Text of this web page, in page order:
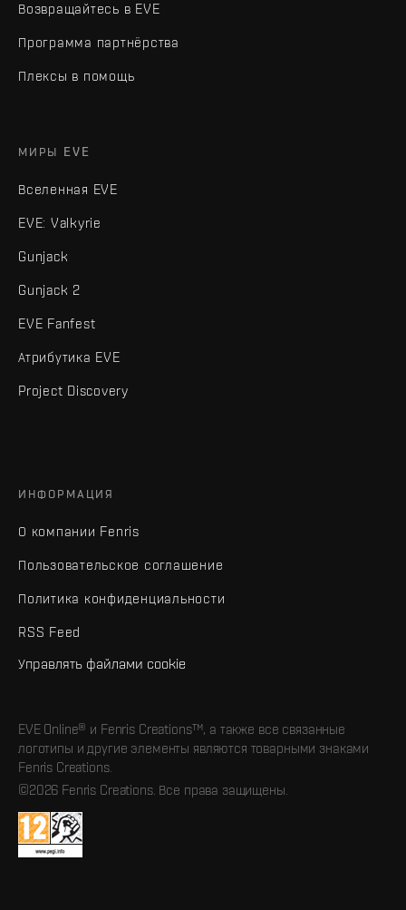
Возвращайтесь в EVE
Программа партнёрства
Плексы в помощь
МИРЫ EVE
Вселенная EVE
EVE: Valkyrie
Gunjack
Gunjack 2
EVE Fanfest
Атрибутика EVE
Project Discovery
ИНФОРМАЦИЯ
О компании Fenris
Пользовательское соглашение
Политика конфиденциальности
RSS Feed
Управлять файлами cookie
EVE Online® и Fenris Creations™, а также все связанные
логотипы и другие элементы являются товарными знаками
Fenris Creations.
©2026 Fenris Creations. Все права защищены.